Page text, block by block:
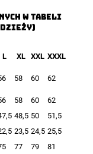
W TABELI
L XL XXL XXXL
58 60 62
58 60
62
48,5 50
51,5
23,5 24,5 25,5
77 79 81